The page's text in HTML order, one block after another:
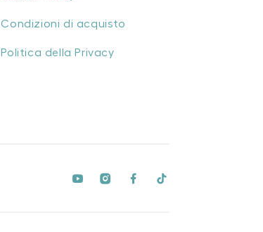
Condizioni di acquisto
Politica della Privacy